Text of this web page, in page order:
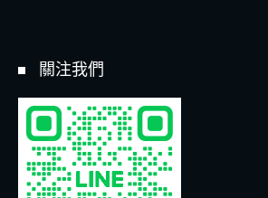
關注我們